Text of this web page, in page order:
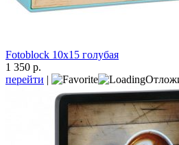
Fotoblock 10х15 голубая
1 350 р.
перейти |